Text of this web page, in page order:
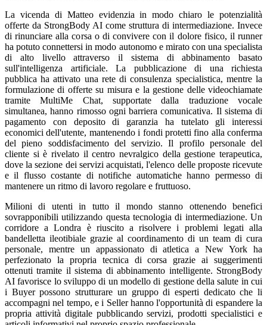
La vicenda di Matteo evidenzia in modo chiaro le potenzialità
offerte da StrongBody AI come struttura di intermediazione. Invece
di rinunciare alla corsa o di convivere con il dolore fisico, il runner
ha potuto connettersi in modo autonomo e mirato con una specialista
di alto livello attraverso il sistema di abbinamento basato
sull'intelligenza artificiale. La pubblicazione di una richiesta
pubblica ha attivato una rete di consulenza specialistica, mentre la
formulazione di offerte su misura e la gestione delle videochiamate
tramite MultiMe Chat, supportate dalla traduzione vocale
simultanea, hanno rimosso ogni barriera comunicativa. Il sistema di
pagamento con deposito di garanzia ha tutelato gli interessi
economici dell'utente, mantenendo i fondi protetti fino alla conferma
del pieno soddisfacimento del servizio. Il profilo personale del
cliente si è rivelato il centro nevralgico della gestione terapeutica,
dove la sezione dei servizi acquistati, l'elenco delle proposte ricevute
e il flusso costante di notifiche automatiche hanno permesso di
mantenere un ritmo di lavoro regolare e fruttuoso.
Milioni di utenti in tutto il mondo stanno ottenendo benefici
sovrapponibili utilizzando questa tecnologia di intermediazione. Un
corridore a Londra è riuscito a risolvere i problemi legati alla
bandelletta ileotibiale grazie al coordinamento di un team di cura
personale, mentre un appassionato di atletica a New York ha
perfezionato la propria tecnica di corsa grazie ai suggerimenti
ottenuti tramite il sistema di abbinamento intelligente. StrongBody
AI favorisce lo sviluppo di un modello di gestione della salute in cui
i Buyer possono strutturare un gruppo di esperti dedicato che li
accompagni nel tempo, e i Seller hanno l'opportunità di espandere la
propria attività digitale pubblicando servizi, prodotti specialistici e